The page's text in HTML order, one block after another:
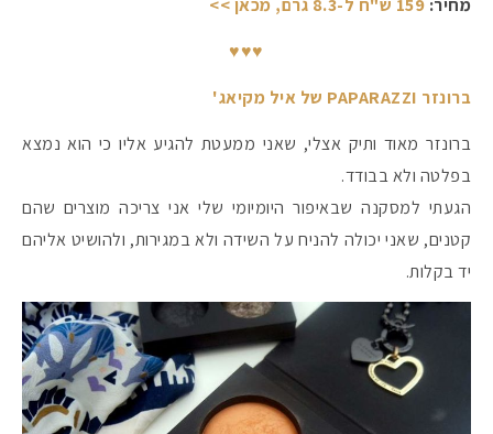
מחיר: 159 ש"ח ל-8.3 גרם, מכאן >>
♥♥♥
ברונזר PAPARAZZI של איל מקיאג'
ברונזר מאוד ותיק אצלי, שאני ממעטת להגיע אליו כי הוא נמצא
בפלטה ולא בבודד.
הגעתי למסקנה שבאיפור היומיומי שלי אני צריכה מוצרים שהם
קטנים, שאני יכולה להניח על השידה ולא במגירות, ולהושיט אליהם
יד בקלות.